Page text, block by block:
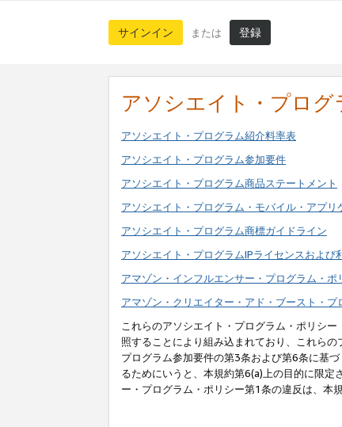
サインイン または 登録
アソシエイト・プログ
アソシエイト・プログラム紹介料率表
アソシエイト・プログラム参加要件
アソシエイト・プログラム商品ステートメント
アソシエイト・プログラム・モバイル・アプリ
アソシエイト・プログラム商標ガイドライン
アソシエイト・プログラムIPライセンスおよび
アマゾン・インフルエンサー・プログラム・ポ
アマゾン・クリエイター・アド・ブースト・プ
これらのアソシエイト・プログラム・ポリシー
照することにより組み込まれており、これら
プログラム参加要件の第3条および第6条に基
るためにいうと、本規約第6(a)上の目的に限
ー・プログラム・ポリシー第1条の違反は、本